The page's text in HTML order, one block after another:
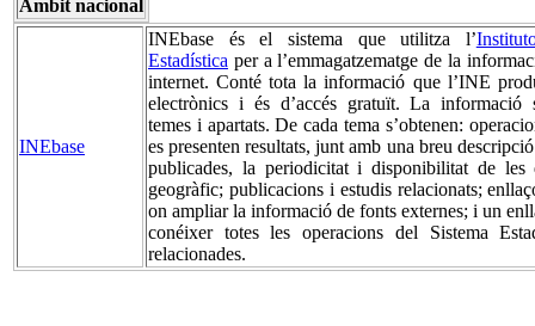
Àmbit nacional
INEbase
INEbase és el sistema que utilitza l’
Estadística per a l’emmagatzematge de la
internet. Conté tota la informació que l’INE
electrònics i és d’accés gratuït. La informació
temes i apartats. De cada tema s’obtenen:
es presenten resultats, junt amb una breu
publicades, la periodicitat i disponibilitat de les
geogràfic; publicacions i estudis relacionats;
on ampliar la informació de fonts externes; i un
conéixer totes les operacions del Sistema
relacionades.